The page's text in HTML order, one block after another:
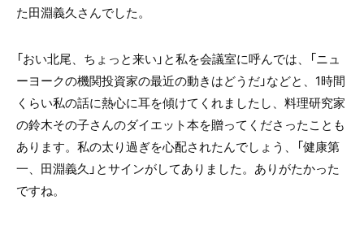
た田淵義久さんでした。
「おい北尾、ちょっと来い」と私を会議室に呼んでは、「ニュ
ーヨークの機関投資家の最近の動きはどうだ」などと、1時間
くらい私の話に熱心に耳を傾けてくれましたし、料理研究家
の鈴木その子さんのダイエット本を贈ってくださったことも
あります。私の太り過ぎを心配されたんでしょう、「健康第
一、田淵義久」とサインがしてありました。ありがたかった
ですね。